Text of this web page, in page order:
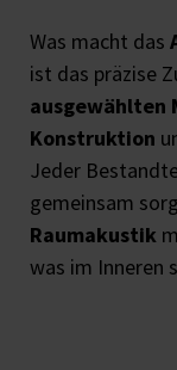
Was macht das
ist das präzise
ausgewählten
Konstruktion
Jeder
gemeinsam
Raumakustik
was im Inneren